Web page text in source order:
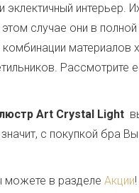
интерьер.
случае они в
материалов
Рассмотрите
Art Crystal Light
с покупкой бра
можете в разделе Акции!